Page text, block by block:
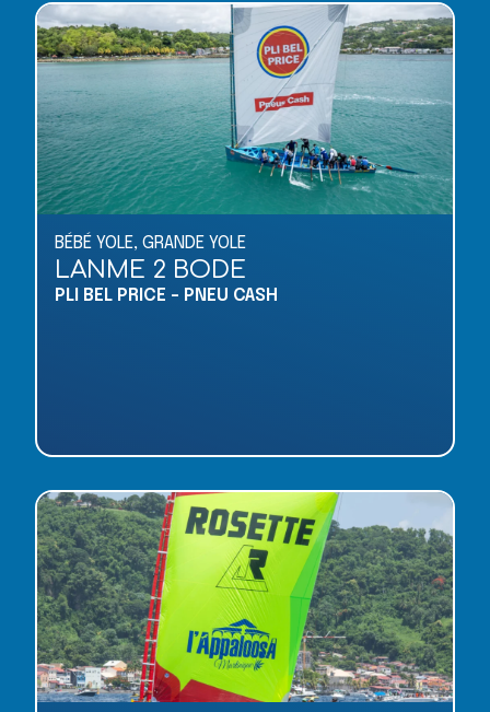
BÉBÉ YOLE, GRANDE YOLE
LANME 2 BODE
PLI BEL PRICE - PNEU CASH